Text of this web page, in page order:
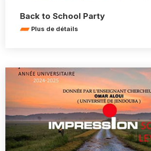
Back to School Party
Plus de détails